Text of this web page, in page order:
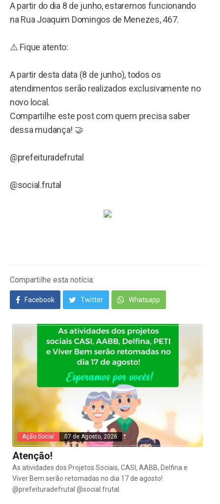
A partir do dia 8 de junho, estaremos funcionando
na Rua Joaquim Domingos de Menezes, 467.
⚠️ Fique atento:
A partir desta data (8 de junho), todos os
atendimentos serão realizados exclusivamente no
novo local.
Compartilhe este post com quem precisa saber
dessa mudança! 🤝
@prefeituradefrutal
@social.frutal
Compartilhe esta notícia:
Facebook Twitter Whatsapp
Ação Social 07 de Agosto, 2026
Atenção!
As atividades dos Projetos Sociais, CASI, AABB, Delfina e
Viver Bem serão retomadas no dia 17 de agosto!
@prefeituradefrutal @social.frutal